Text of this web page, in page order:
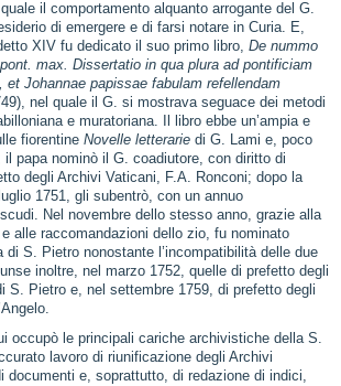
il comportamento alquanto arrogante del G.
di emergere e di farsi notare in Curia. E,
XIV fu dedicato il suo primo libro, De nummo
max. Dissertatio in qua plura ad pontificiam
et Johannae papissae fabulam refellendam
nel quale il G. si mostrava seguace dei metodi
e muratoriana. Il libro ebbe un’ampia e
fiorentine Novelle letterarie di G. Lami e, poco
il papa nominò il G. coadiutore, con diritto di
degli Archivi Vaticani, F.A. Ronconi; dopo la
1751, gli subentrò, con un annuo
Nel novembre dello stesso anno, grazie alla
alle raccomandazioni dello zio, fu nominato
di S. Pietro nonostante l’incompatibilità delle due
inoltre, nel marzo 1752, quelle di prefetto degli
S. Pietro e, nel settembre 1759, di prefetto degli
occupò le principali cariche archivistiche della S.
lavoro di riunificazione degli Archivi
documenti e, soprattutto, di redazione di indici,